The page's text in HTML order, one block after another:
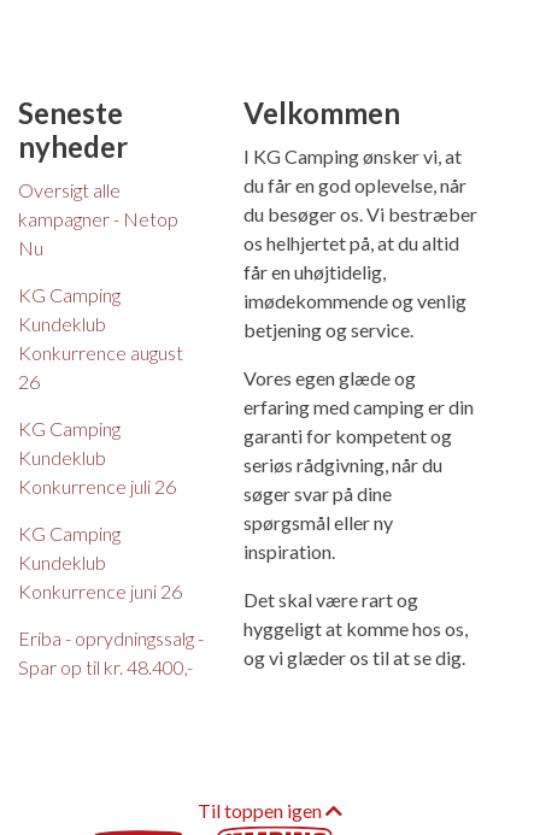
Seneste
nyheder
Oversigt alle
kampagner - Netop
Nu
KG Camping
Kundeklub
Konkurrence august
26
KG Camping
Kundeklub
Konkurrence juli 26
KG Camping
Kundeklub
Konkurrence juni 26
Eriba - oprydningssalg -
Spar op til kr. 48.400,-
Velkommen
I KG Camping ønsker vi, at
du får en god oplevelse, når
du besøger os. Vi bestræber
os helhjertet på, at du altid
får en uhøjtidelig,
imødekommende og venlig
betjening og service.
Vores egen glæde og
erfaring med camping er din
garanti for kompetent og
seriøs rådgivning, når du
søger svar på dine
spørgsmål eller ny
inspiration.
Det skal være rart og
hyggeligt at komme hos os,
og vi glæder os til at se dig.
Til toppen igen